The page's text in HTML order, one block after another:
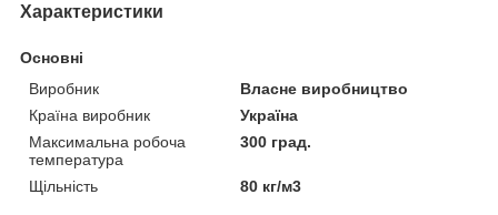
Характеристики
Основні
Виробник
Власне виробництво
Країна виробник
Україна
Максимальна робоча
температура
300 град.
Щільність 80 кг/м3